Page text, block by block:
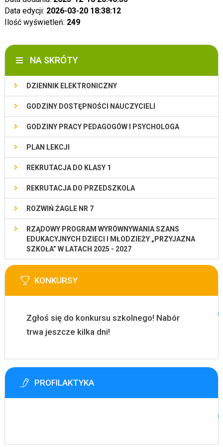
Data edycji: 2026-03-20 18:38:12
Ilość wyświetleń: 249
NA SKRÓTY
DZIENNIK ELEKTRONICZNY
GODZINY DOSTĘPNOŚCI NAUCZYCIELI
GODZINY PRACY PEDAGOGÓW I PSYCHOLOGA
PLAN LEKCJI
REKRUTACJA DO KLASY 1
REKRUTACJA DO PRZEDSZKOLA
ROZWIŃ ŻAGLE NR 7
RZĄDOWY PROGRAM WYRÓWNYWANIA SZANS
EDUKACYJNYCH DZIECI I MŁODZIEŻY „PRZYJAZNA
SZKOŁA” W LATACH 2025 - 2027
KONKURSY
Zgłoś się do konkursu szkolnego! Nabór
trwa jeszcze kilka dni!
PROFILAKTYKA